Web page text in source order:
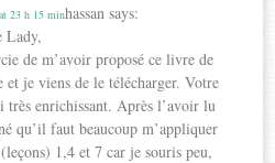
hassan says:
23 h 15 min
Lady,
de m’avoir proposé ce livre de
et je viens de le télécharger. Votre
très enrichissant. Après l’avoir lu
qu’il faut beaucoup m’appliquer
1,4 et 7 car je souris peu,